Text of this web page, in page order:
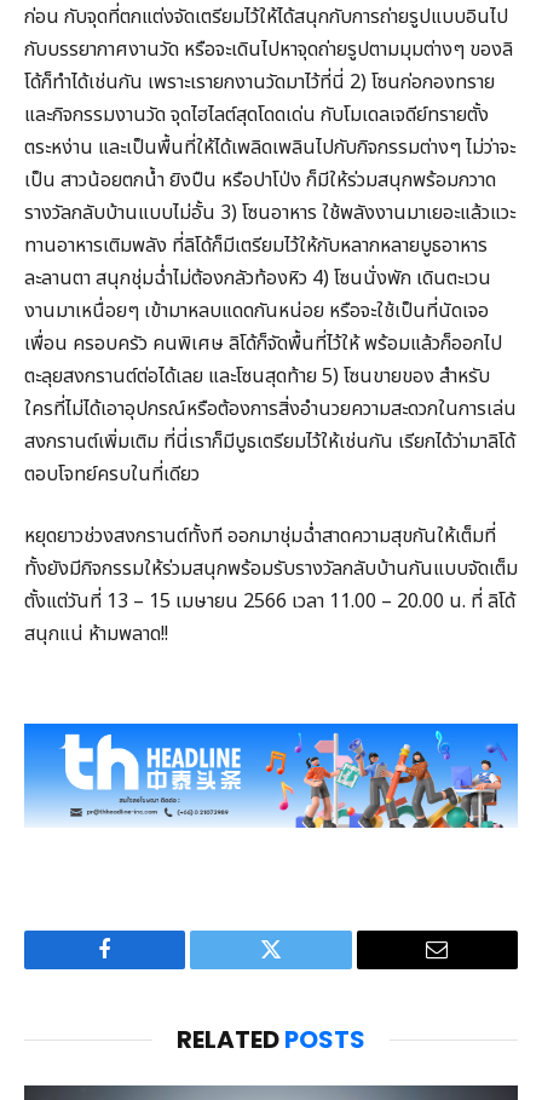
ก่อน กับจุดที่ตกแต่งจัดเตรียมไว้ให้ได้สนุกกับการถ่ายรูปแบบอินไป
กับบรรยากาศงานวัด หรือจะเดินไปหาจุดถ่ายรูปตามมุมต่างๆ ของลิ
โด้ก็ทำได้เช่นกัน เพราะเรายกงานวัดมาไว้ที่นี่ 2) โซนก่อกองทราย
และกิจกรรมงานวัด จุดไฮไลต์สุดโดดเด่น กับโมเดลเจดีย์ทรายตั้ง
ตระหง่าน และเป็นพื้นที่ให้ได้เพลิดเพลินไปกับกิจกรรมต่างๆ ไม่ว่าจะ
เป็น สาวน้อยตกน้ำ ยิงปืน หรือปาโป่ง ก็มีให้ร่วมสนุกพร้อมกวาด
รางวัลกลับบ้านแบบไม่อั้น 3) โซนอาหาร ใช้พลังงานมาเยอะแล้วแวะ
ทานอาหารเติมพลัง ที่ลิโด้ก็มีเตรียมไว้ให้กับหลากหลายบูธอาหาร
ละลานตา สนุกชุ่มฉ่ำไม่ต้องกลัวท้องหิว 4) โซนนั่งพัก เดินตะเวน
งานมาเหนื่อยๆ เข้ามาหลบแดดกันหน่อย หรือจะใช้เป็นที่นัดเจอ
เพื่อน ครอบครัว คนพิเศษ ลิโด้ก็จัดพื้นที่ไว้ให้ พร้อมแล้วก็ออกไป
ตะลุยสงกรานต์ต่อได้เลย และโซนสุดท้าย 5) โซนขายของ สำหรับ
ใครที่ไม่ได้เอาอุปกรณ์หรือต้องการสิ่งอำนวยความสะดวกในการเล่น
สงกรานต์เพิ่มเติม ที่นี่เราก็มีบูธเตรียมไว้ให้เช่นกัน เรียกได้ว่ามาลิโด้
ตอบโจทย์ครบในที่เดียว
หยุดยาวช่วงสงกรานต์ทั้งที ออกมาชุ่มฉ่ำสาดความสุขกันให้เต็มที่
ทั้งยังมีกิจกรรมให้ร่วมสนุกพร้อมรับรางวัลกลับบ้านกันแบบจัดเต็ม
ตั้งแต่วันที่ 13 – 15 เมษายน 2566 เวลา 11.00 – 20.00 น. ที่ ลิโด้
สนุกแน่ ห้ามพลาด!!
Facebook Twitter Email
RELATEDPOSTS